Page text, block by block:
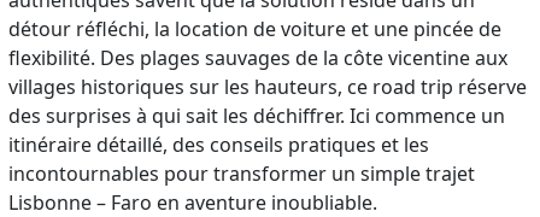
détour réfléchi, la location de voiture et une pincée de
flexibilité. Des plages sauvages de la côte vicentine aux
villages historiques sur les hauteurs, ce road trip réserve
des surprises à qui sait les déchiffrer. Ici commence un
itinéraire détaillé, des conseils pratiques et les
incontournables pour transformer un simple trajet
Lisbonne – Faro en aventure inoubliable.